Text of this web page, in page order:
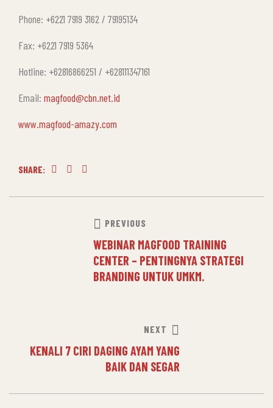
Phone: +6221 7919 3162 / 79195134
Fax: +6221 7919 5364
Hotline: +62816866251 / +628111347161
Email: magfood@cbn.net.id
www.magfood-amazy.com
SHARE:
NAVIGATION
PREVIOUS
WEBINAR MAGFOOD TRAINING
CENTER – PENTINGNYA STRATEGI
BRANDING UNTUK UMKM.
NEXT
KENALI 7 CIRI DAGING AYAM YANG
BAIK DAN SEGAR